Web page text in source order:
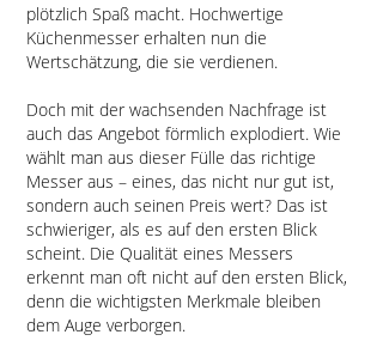
plötzlich Spaß macht. Hochwertige
Küchenmesser erhalten nun die
Wertschätzung, die sie verdienen.
Doch mit der wachsenden Nachfrage ist
auch das Angebot förmlich explodiert. Wie
wählt man aus dieser Fülle das richtige
Messer aus – eines, das nicht nur gut ist,
sondern auch seinen Preis wert? Das ist
schwieriger, als es auf den ersten Blick
scheint. Die Qualität eines Messers
erkennt man oft nicht auf den ersten Blick,
denn die wichtigsten Merkmale bleiben
dem Auge verborgen.